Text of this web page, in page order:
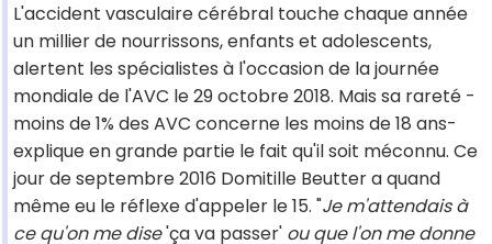
L'accident vasculaire cérébral touche chaque année
un millier de nourrissons, enfants et adolescents,
alertent les spécialistes à l'occasion de la journée
mondiale de l'AVC le 29 octobre 2018. Mais sa rareté -
moins de 1% des AVC concerne les moins de 18 ans-
explique en grande partie le fait qu'il soit méconnu. Ce
jour de septembre 2016 Domitille Beutter a quand
même eu le réflexe d'appeler le 15. "Je m'attendais à
ce qu'on me dise'ça va passer' ou que l'on me donne